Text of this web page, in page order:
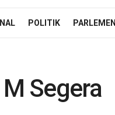
POLITIK PARLEMEN
Segera